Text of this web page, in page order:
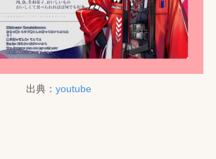
出典： youtube